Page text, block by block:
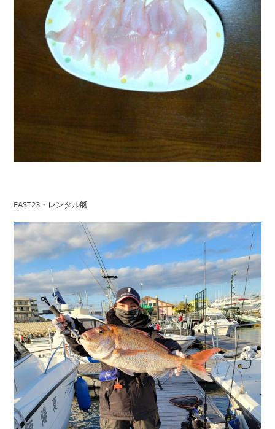
FAST23・レンタル艇